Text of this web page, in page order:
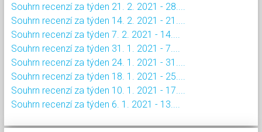
Souhrn recenzí za týden 21. 2. 2021 - 28....
Souhrn recenzí za týden 14. 2. 2021 - 21....
Souhrn recenzí za týden 7. 2. 2021 - 14....
Souhrn recenzí za týden 31. 1. 2021 - 7....
Souhrn recenzí za týden 24. 1. 2021 - 31....
Souhrn recenzí za týden 18. 1. 2021 - 25....
Souhrn recenzí za týden 10. 1. 2021 - 17....
Souhrn recenzí za týden 6. 1. 2021 - 13....